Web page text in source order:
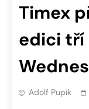
Timex
edici tří
Adolf Pupík